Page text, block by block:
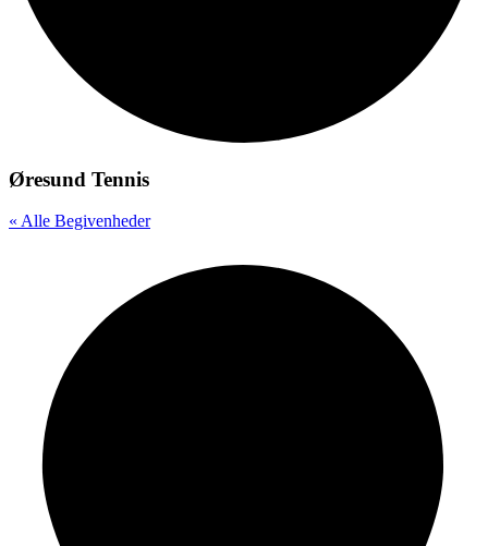
Øresund Tennis
« Alle Begivenheder